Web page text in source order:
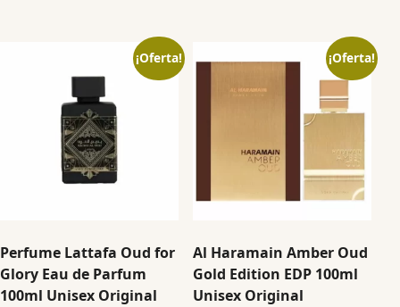
¡Oferta!
Perfume Lattafa Oud for
Glory Eau de Parfum
100ml Unisex Original
¡Oferta!
Al Haramain Amber Oud
Gold Edition EDP 100ml
Unisex Original